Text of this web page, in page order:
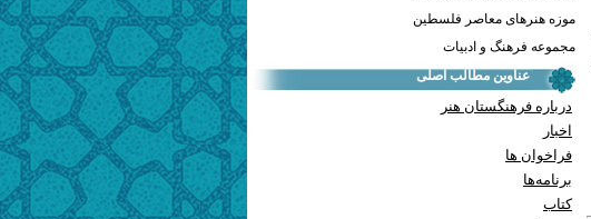
موزه هنرهای معاصر فلسطین
مجموعه فرهنگ و ادبیات
عناوین مطالب اصلی
درباره فرهنگستان هنر
اخبار
فراخوان ها
برنامه‌ها
کتاب